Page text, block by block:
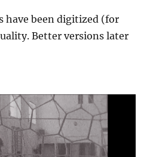
have been digitized (for
Better versions later